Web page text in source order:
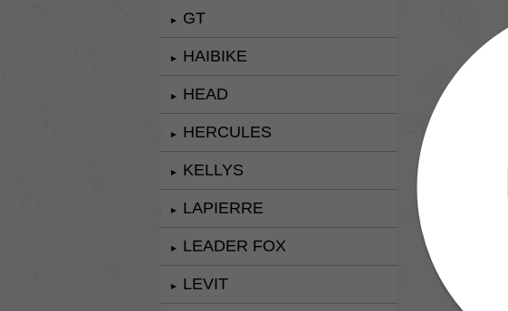
► GT
► HAIBIKE
► HEAD
► HERCULES
► KELLYS
► LAPIERRE
► LEADER FOX
► LEVIT